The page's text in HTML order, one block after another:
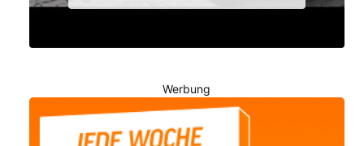
Werbung